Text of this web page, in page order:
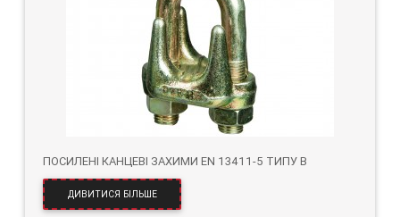
ПОСИЛЕНІ КАНЦЕВІ ЗАХИМИ EN 13411-5 ТИПУ B
ДИВИТИСЯ БІЛЬШЕ